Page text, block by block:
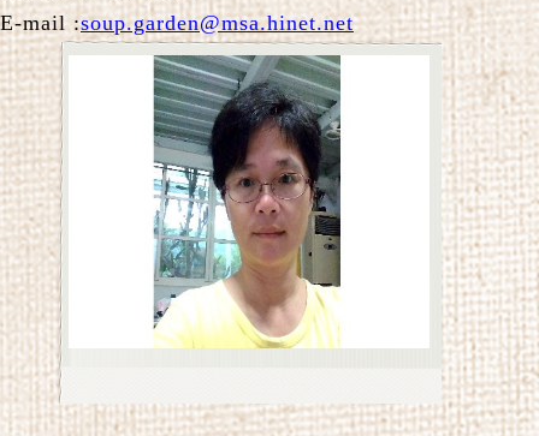
E-mail :soup.garden@msa.hinet.net